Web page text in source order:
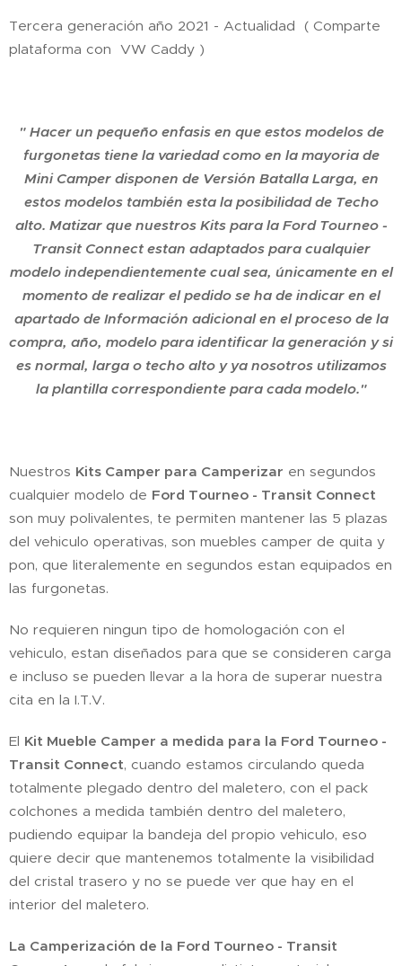
Tercera generación año 2021 - Actualidad ( Comparte
plataforma con VW Caddy )
" Hacer un pequeño enfasis en que estos modelos de
furgonetas tiene la variedad como en la mayoria de
Mini Camper disponen de Versión Batalla Larga, en
estos modelos también esta la posibilidad de Techo
alto. Matizar que nuestros Kits para la Ford Tourneo -
Transit Connect estan adaptados para cualquier
modelo independientemente cual sea, únicamente en el
momento de realizar el pedido se ha de indicar en el
apartado de Información adicional en el proceso de la
compra, año, modelo para identificar la generación y si
es normal, larga o techo alto y ya nosotros utilizamos
la plantilla correspondiente para cada modelo."
Nuestros Kits Camper para Camperizar en segundos
cualquier modelo de Ford Tourneo - Transit Connect
son muy polivalentes, te permiten mantener las 5 plazas
del vehiculo operativas, son muebles camper de quita y
pon, que literalemente en segundos estan equipados en
las furgonetas.
No requieren ningun tipo de homologación con el
vehiculo, estan diseñados para que se consideren carga
e incluso se pueden llevar a la hora de superar nuestra
cita en la I.T.V.
El Kit Mueble Camper a medida para la Ford Tourneo -
Transit Connect, cuando estamos circulando queda
totalmente plegado dentro del maletero, con el pack
colchones a medida también dentro del maletero,
pudiendo equipar la bandeja del propio vehiculo, eso
quiere decir que mantenemos totalmente la visibilidad
del cristal trasero y no se puede ver que hay en el
interior del maletero.
La Camperización de la Ford Tourneo - Transit